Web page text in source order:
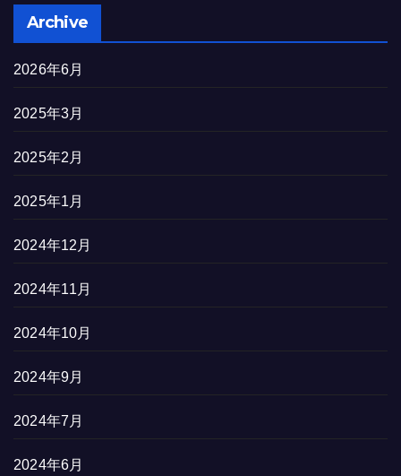
Archive
2026年6月
2025年3月
2025年2月
2025年1月
2024年12月
2024年11月
2024年10月
2024年9月
2024年7月
2024年6月